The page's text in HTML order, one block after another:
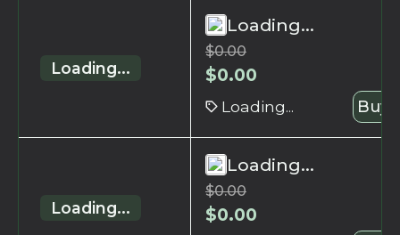
Loading...
Loading...
$0.00
$0.00
Loading... Buy
Loading...
Loading...
$0.00
$0.00